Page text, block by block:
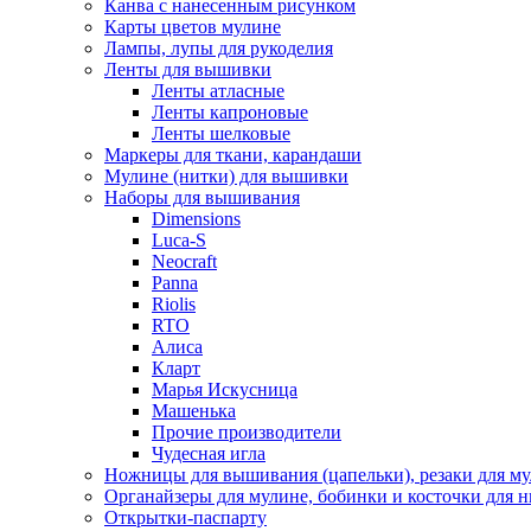
Канва с нанесенным рисунком
Карты цветов мулине
Лампы, лупы для рукоделия
Ленты для вышивки
Ленты атласные
Ленты капроновые
Ленты шелковые
Маркеры для ткани, карандаши
Мулине (нитки) для вышивки
Наборы для вышивания
Dimensions
Luca-S
Neocraft
Panna
Riolis
RTO
Алиса
Кларт
Марья Искусница
Машенька
Прочие производители
Чудесная игла
Ножницы для вышивания (цапельки), резаки для
Органайзеры для мулине, бобинки и косточки для
Открытки-паспарту